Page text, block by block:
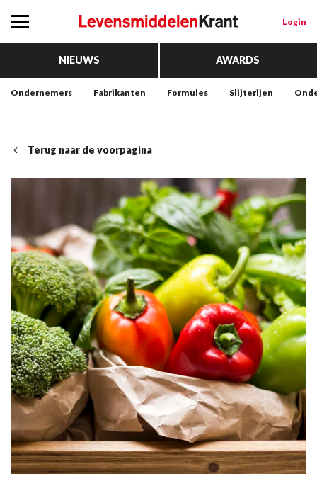
Login
NIEUWS AWARDS
Ondernemers Fabrikanten Formules Slijterijen
Terug naar de voorpagina